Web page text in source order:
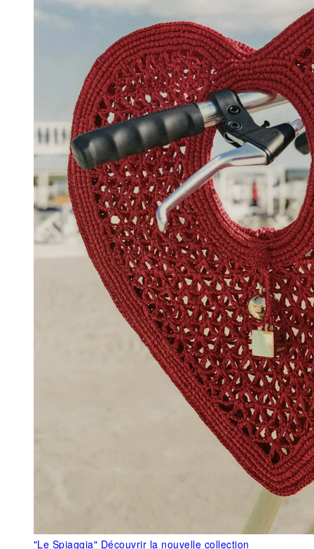
"Le Spiaggia" Découvrir la nouvelle collection